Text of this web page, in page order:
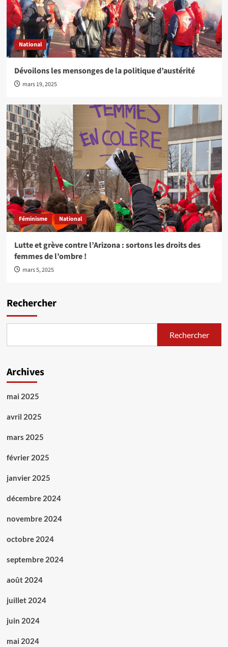
National
Dévoilons les mensonges de la politique d’austérité
mars 19, 2025
Féminisme National
Lutte et grève contre l’Arizona : sortons les droits des
femmes de l’ombre !
mars 5, 2025
Rechercher
Rechercher
Archives
mai 2025
avril 2025
mars 2025
février 2025
janvier 2025
décembre 2024
novembre 2024
octobre 2024
septembre 2024
août 2024
juillet 2024
juin 2024
mai 2024